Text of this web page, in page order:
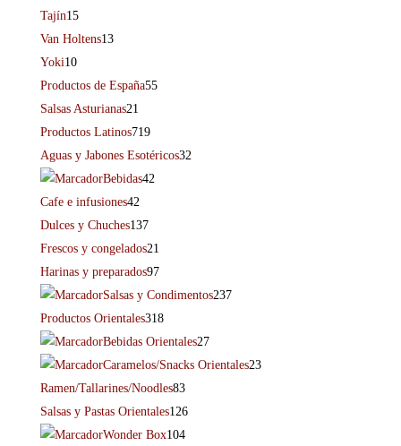
Tajín15
Van Holtens13
Yoki10
Productos de España55
Salsas Asturianas21
Productos Latinos719
Aguas y Jabones Esotéricos32
Bebidas42
Cafe e infusiones42
Dulces y Chuches137
Frescos y congelados21
Harinas y preparados97
Salsas y Condimentos237
Productos Orientales318
Bebidas Orientales27
Caramelos/Snacks Orientales23
Ramen/Tallarines/Noodles83
Salsas y Pastas Orientales126
Wonder Box104